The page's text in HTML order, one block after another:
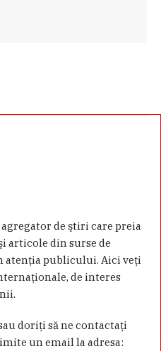
de ştiri care preia
articole din surse de
atenţia publicului. Aici veţi
de interes
doriţi să ne contactaţi
un email la adresa: